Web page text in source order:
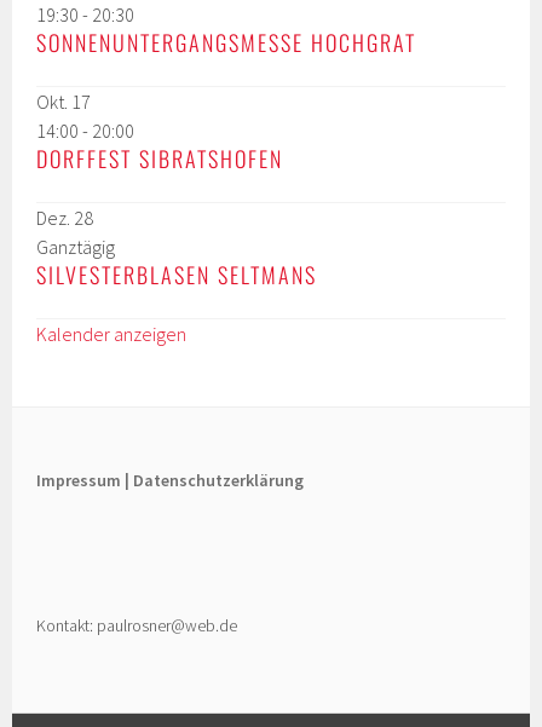
19:30 - 20:30
SONNENUNTERGANGSMESSE HOCHGRAT
Okt. 17
14:00 - 20:00
DORFFEST SIBRATSHOFEN
Dez. 28
Ganztägig
SILVESTERBLASEN SELTMANS
Kalender anzeigen
Impressum | Datenschutzerklärung
Kontakt: paulrosner@web.de